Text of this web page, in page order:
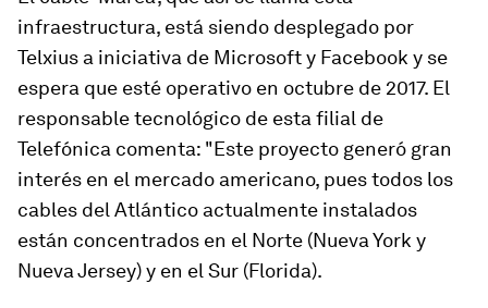
infraestructura, está siendo desplegado por
Telxius a iniciativa de Microsoft y Facebook y se
espera que esté operativo en octubre de 2017. El
responsable tecnológico de esta filial de
Telefónica comenta: "Este proyecto generó gran
interés en el mercado americano, pues todos los
cables del Atlántico actualmente instalados
están concentrados en el Norte (Nueva York y
Nueva Jersey) y en el Sur (Florida).